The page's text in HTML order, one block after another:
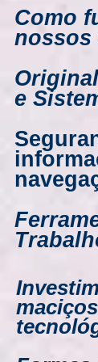
Como
nossos
e